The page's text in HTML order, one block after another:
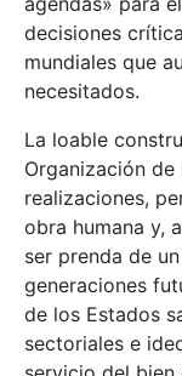
decisiones
mundiales que
necesitados.
La loable
Organización
realizaciones,
obra humana y,
ser prenda de
generaciones
de los Estados
sectoriales e